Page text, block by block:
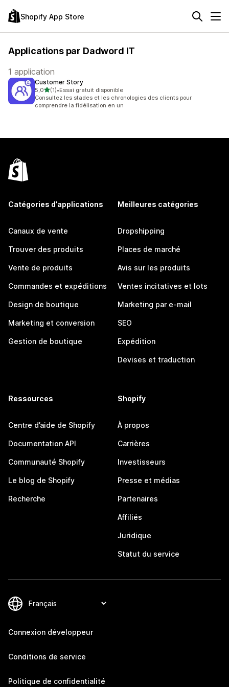
Shopify App Store
Applications par Dadword IT
1 application
Customer Story
5,0étoile(s) sur 5
(1)
1 avis au total
•Essai gratuit disponible
Consultez les stades et les chronologies des clients pour
comprendre la fidélisation en un
Catégories d’applications
Canaux de vente
Trouver des produits
Vente de produits
Commandes et expéditions
Design de boutique
Marketing et conversion
Gestion de boutique
Meilleures catégories
Dropshipping
Places de marché
Avis sur les produits
Ventes incitatives et lots
Marketing par e-mail
SEO
Expédition
Devises et traduction
Ressources
Centre d’aide de Shopify
Documentation API
Communauté Shopify
Le blog de Shopify
Recherche
Shopify
À propos
Carrières
Investisseurs
Presse et médias
Partenaires
Affiliés
Juridique
Statut du service
Connexion développeur
Conditions de service
Politique de confidentialité